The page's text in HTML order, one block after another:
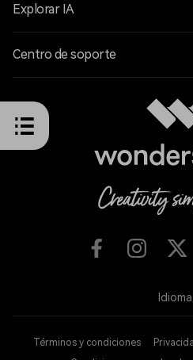
Explorar IA
Centro de soporte
Términos y condiciones
Idioma